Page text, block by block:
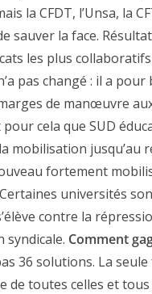
la CFDT, l’Unsa, la
sauver la face.
les plus
pas changé : il a pour
de manœuvre
pour cela que SUD
mobilisation jusqu’au
fortement
universités
contre la
Comment
36 solutions. La
de toutes celles et